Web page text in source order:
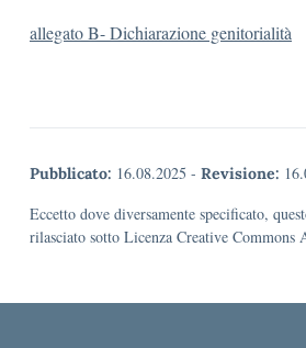
allegato B- Dichiarazione genitorialità
Pubblicato: 16.08.2025 - Revisione:
Eccetto dove diversamente specificato,
rilasciato sotto Licenza Creative